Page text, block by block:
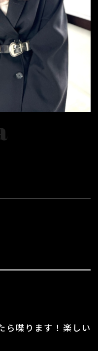
ら喋ります！​​​​​​​楽しい